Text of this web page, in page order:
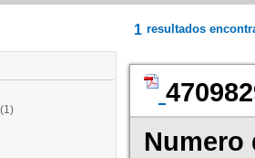
(1)
1 resultados
Numero